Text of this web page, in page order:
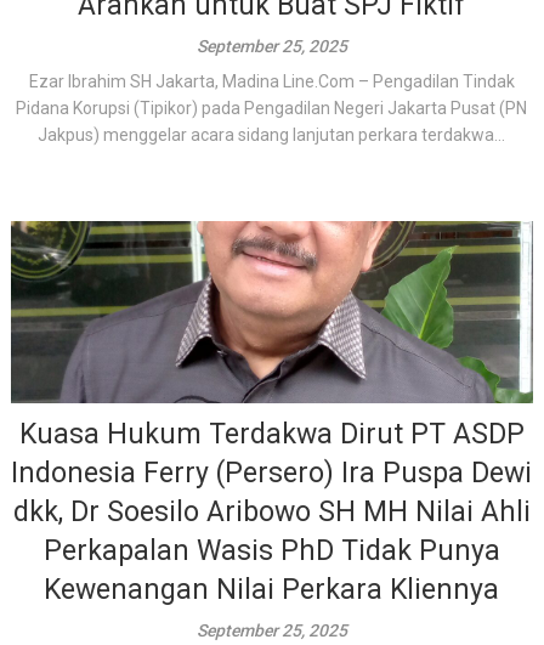
September 25, 2025
Ezar Ibrahim SH Jakarta, Madina Line.Com – Pengadilan Tindak
Pidana Korupsi (Tipikor) pada Pengadilan Negeri Jakarta Pusat (PN
Jakpus) menggelar acara sidang lanjutan perkara terdakwa...
Kuasa Hukum Terdakwa Dirut PT ASDP
Indonesia Ferry (Persero) Ira Puspa Dewi
dkk, Dr Soesilo Aribowo SH MH Nilai Ahli
Perkapalan Wasis PhD Tidak Punya
Kewenangan Nilai Perkara Kliennya
September 25, 2025